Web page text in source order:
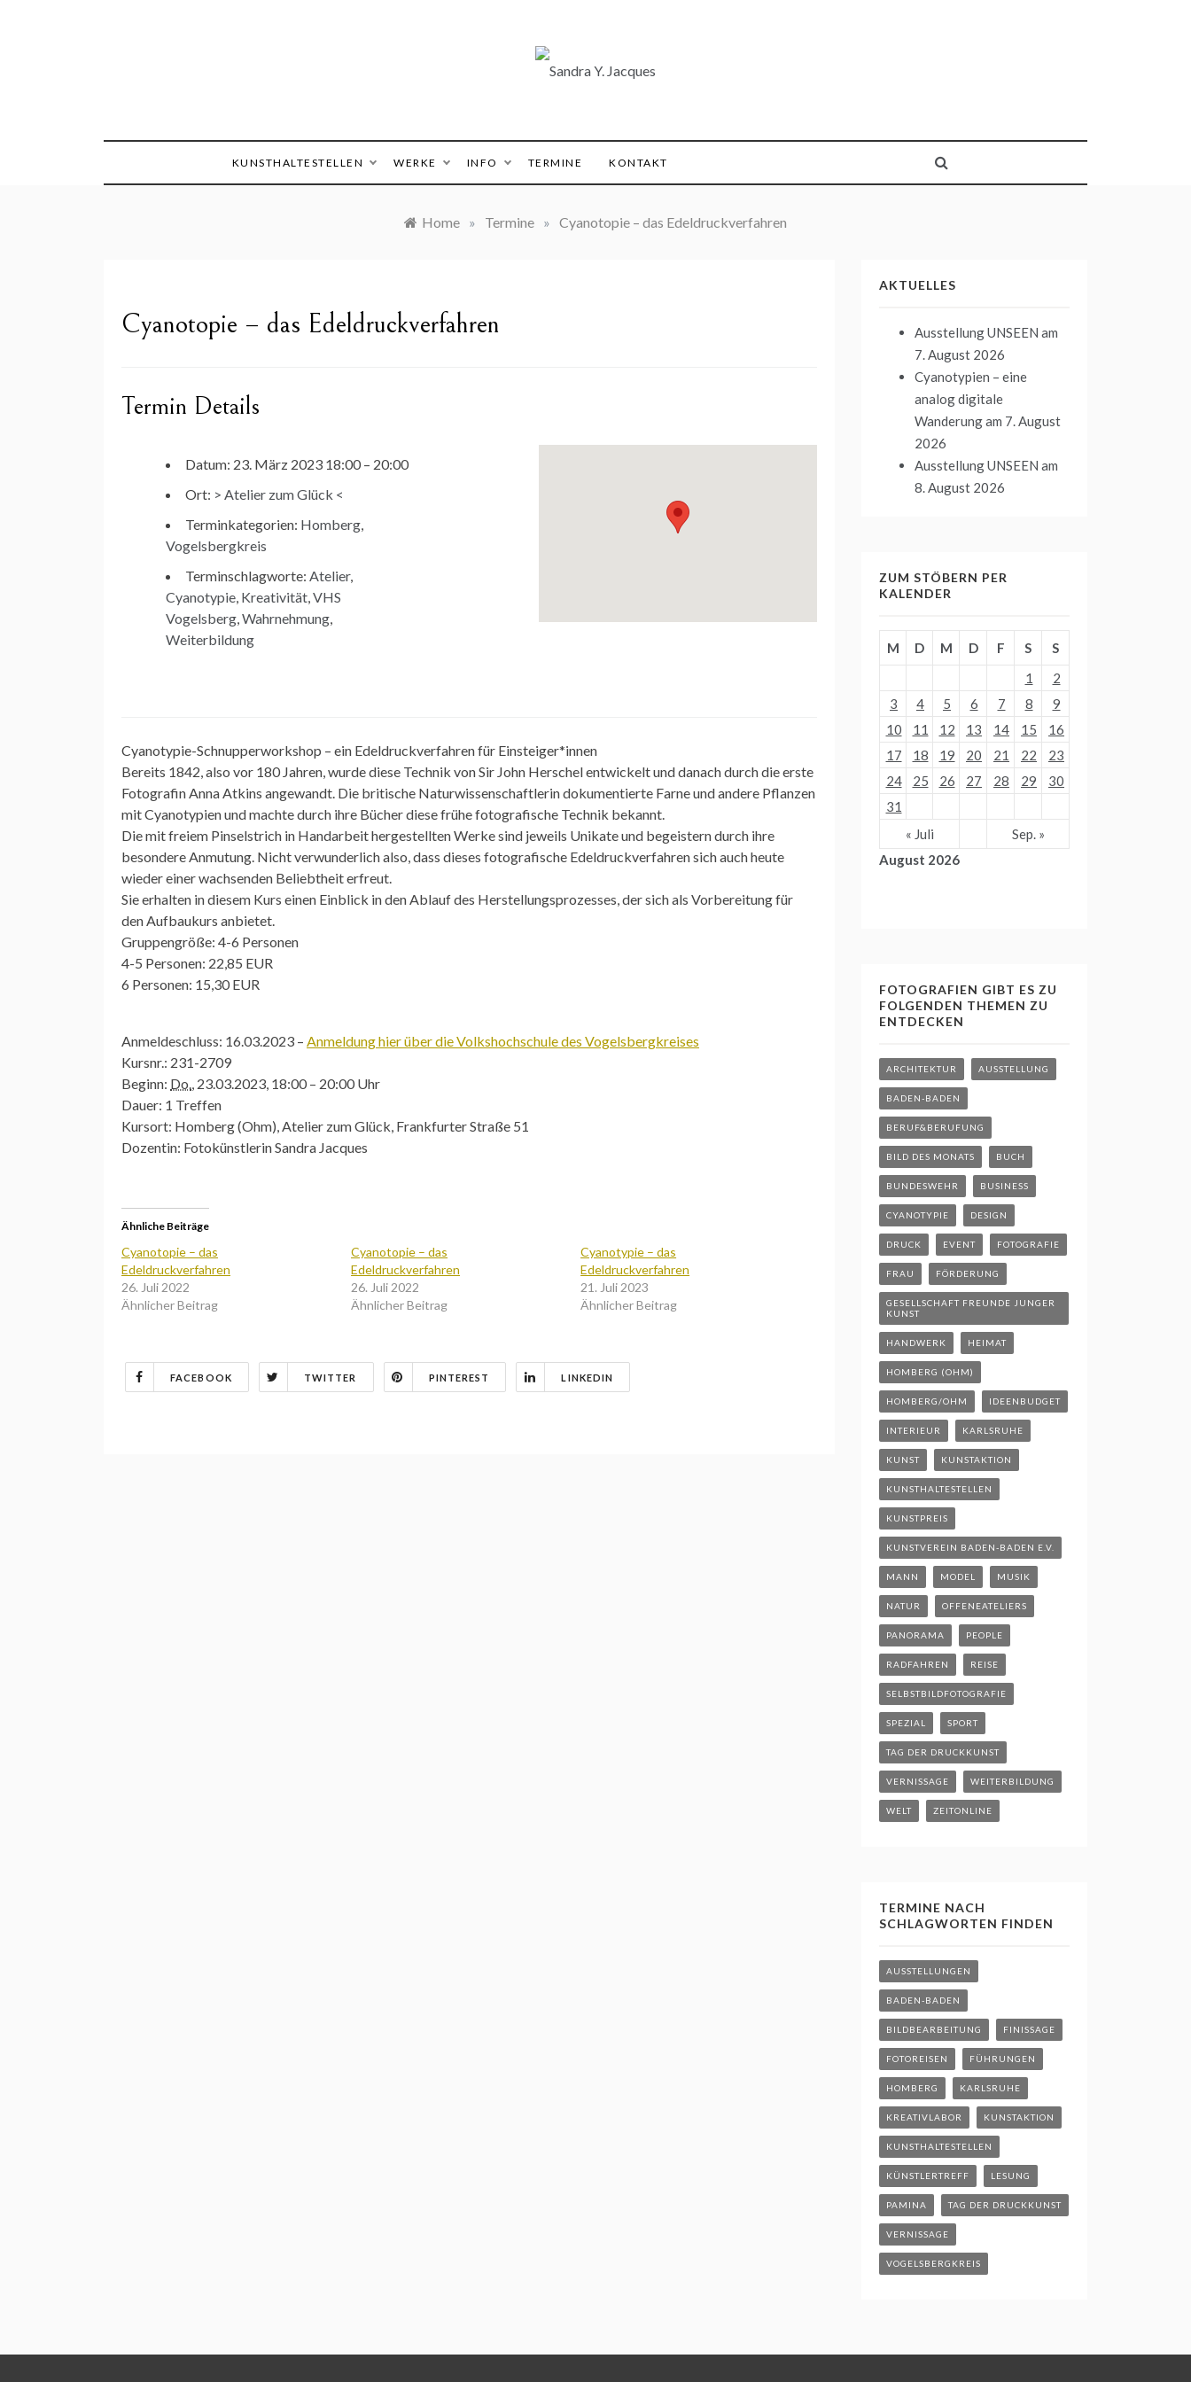
KUNSTHALTESTELLEN WERKE INFO TERMINE KONTAKT
Home » Termine » Cyanotopie – das Edeldruckverfahren
Cyanotopie – das Edeldruckverfahren
Termin Details
Datum: 23. März 2023 18:00 – 20:00
Ort: > Atelier zum Glück <
Terminkategorien: Homberg,
Vogelsbergkreis
Terminschlagworte: Atelier,
Cyanotypie, Kreativität,VHS
Vogelsberg,Wahrnehmung,
Weiterbildung
Cyanotypie-Schnupperworkshop – ein Edeldruckverfahren für Einsteiger*innen
Bereits 1842, also vor 180 Jahren, wurde diese Technik von Sir John Herschel entwickelt und danach durch die erste
Fotografin Anna Atkins angewandt. Die britische Naturwissenschaftlerin dokumentierte Farne und andere Pflanzen
mit Cyanotypien und machte durch ihre Bücher diese frühe fotografische Technik bekannt.
Die mit freiem Pinselstrich in Handarbeit hergestellten Werke sind jeweils Unikate und begeistern durch ihre
besondere Anmutung. Nicht verwunderlich also, dass dieses fotografische Edeldruckverfahren sich auch heute
wieder einer wachsenden Beliebtheit erfreut.
Sie erhalten in diesem Kurs einen Einblick in den Ablauf des Herstellungsprozesses, der sich als Vorbereitung für
den Aufbaukurs anbietet.
Gruppengröße: 4-6 Personen
4-5 Personen: 22,85 EUR
6 Personen: 15,30 EUR
Anmeldeschluss: 16.03.2023 – Anmeldung hier über die Volkshochschule des Vogelsbergkreises
Kursnr.: 231-2709
Beginn: Do., 23.03.2023, 18:00 – 20:00 Uhr
Dauer: 1 Treffen
Kursort: Homberg (Ohm), Atelier zum Glück, Frankfurter Straße 51
Dozentin: Fotokünstlerin Sandra Jacques
Ähnliche Beiträge
Cyanotopie – das
Edeldruckverfahren
26. Juli 2022
Ähnlicher Beitrag
Cyanotopie – das
Edeldruckverfahren
26. Juli 2022
Ähnlicher Beitrag
Cyanotypie – das
Edeldruckverfahren
21. Juli 2023
Ähnlicher Beitrag
FACEBOOK TWITTER PINTEREST LINKEDIN
AKTUELLES
Ausstellung UNSEEN am
7. August 2026
Cyanotypien – eine
analog digitale
Wanderungam 7. August
2026
Ausstellung UNSEEN am
8. August 2026
ZUM STÖBERN PER
KALENDER
August 2026
M D M D F S
S
1
2
3
4 5 6 7 8
9
10
11 12 13 14 15
16
17
18 19 20 21 22
23
24
25 26 27 28 29
30
31
« Juli
Sep. »
FOTOGRAFIEN GIBT ES ZU
FOLGENDEN THEMEN ZU
ENTDECKEN
ARCHITEKTUR AUSSTELLUNG
BADEN-BADEN
BERUF&BERUFUNG
BILD DES MONATS BUCH
BUNDESWEHR BUSINESS
CYANOTYPIE DESIGN
DRUCK EVENT FOTOGRAFIE
FRAU FÖRDERUNG
GESELLSCHAFT FREUNDE JUNGER
KUNST
HANDWERK HEIMAT
HOMBERG (OHM)
HOMBERG/OHM IDEENBUDGET
INTERIEUR KARLSRUHE
KUNST KUNSTAKTION
KUNSTHALTESTELLEN
KUNSTPREIS
KUNSTVEREIN BADEN-BADEN E.V.
MANN MODEL MUSIK
NATUR OFFENEATELIERS
PANORAMA PEOPLE
RADFAHREN REISE
SELBSTBILDFOTOGRAFIE
SPEZIAL SPORT
TAG DER DRUCKKUNST
VERNISSAGE WEITERBILDUNG
WELT ZEITONLINE
TERMINE NACH
SCHLAGWORTEN FINDEN
AUSSTELLUNGEN
BADEN-BADEN
BILDBEARBEITUNG FINISSAGE
FOTOREISEN FÜHRUNGEN
HOMBERG KARLSRUHE
KREATIVLABOR KUNSTAKTION
KUNSTHALTESTELLEN
KÜNSTLERTREFF LESUNG
PAMINA TAG DER DRUCKKUNST
VERNISSAGE
VOGELSBERGKREIS